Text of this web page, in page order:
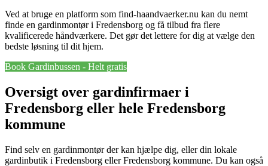
Ved at bruge en platform som find-haandvaerker.nu kan du nemt
finde en gardinmontør i Fredensborg og få tilbud fra flere
kvalificerede håndværkere. Det gør det lettere for dig at vælge den
bedste løsning til dit hjem.
Book Gardinbussen - Helt gratis
Oversigt over gardinfirmaer i
Fredensborg eller hele Fredensborg
kommune
Find selv en gardinmontør der kan hjælpe dig, eller din lokale
gardinbutik i Fredensborg eller Fredensborg kommune. Du kan også